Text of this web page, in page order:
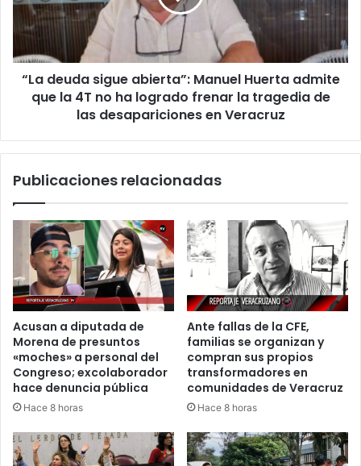
Huerta
admite
la
4T
frenar
tragedia
desapariciones
Veracruz
“La deuda sigue abierta”: Manuel Huerta admite
que la 4T no ha logrado frenar la tragedia de
las desapariciones en Veracruz
Publicaciones relacionadas
Acusan a diputada de
Morena de presuntos
«moches» a personal del
Congreso; excolaborador
hace denuncia pública
Hace 8 horas
Ante fallas de la CFE,
familias se organizan y
compran sus propios
transformadores en
comunidades de Veracruz
Hace 8 horas